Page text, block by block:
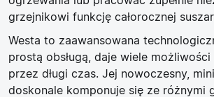
grzejnikowi funkcję całorocznej
Westa to zaawansowana
prostą obsługą, daje wiele
przez długi czas. Jej nowoczesny,
doskonale komponuje się ze różnymi